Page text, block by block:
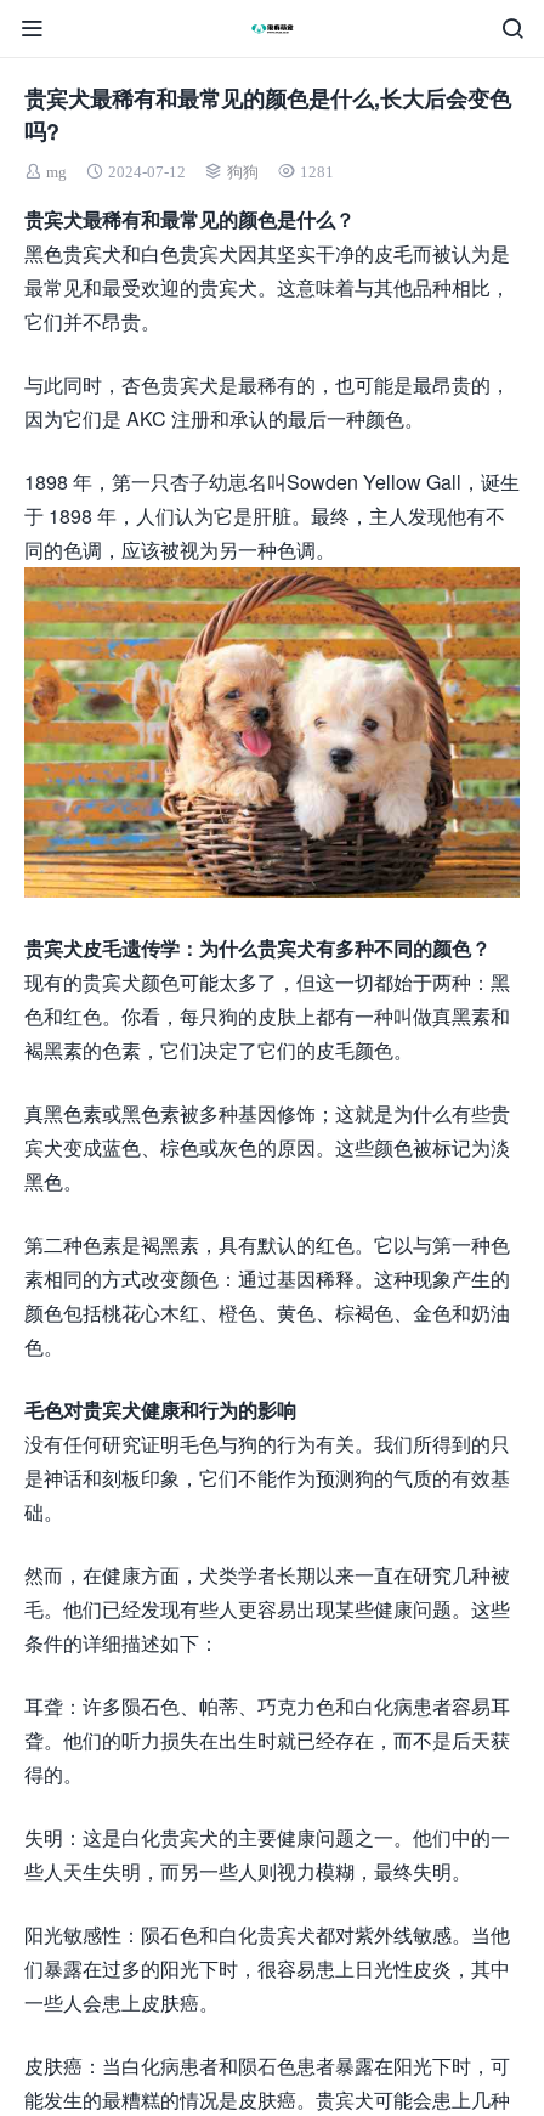
贵宾犬最稀有和最常见的颜色是什么,长大后会变色
吗?
mg 2024-07-12 狗狗 1281
贵宾犬最稀有和最常见的颜色是什么？
黑色贵宾犬和白色贵宾犬因其坚实干净的皮毛而被认为是
最常见和最受欢迎的贵宾犬。这意味着与其他品种相比，
它们并不昂贵。
与此同时，杏色贵宾犬是最稀有的，也可能是最昂贵的，
因为它们是 AKC 注册和承认的最后一种颜色。
1898 年，第一只杏子幼崽名叫Sowden Yellow Gall，诞生
于 1898 年，人们认为它是肝脏。最终，主人发现他有不
同的色调，应该被视为另一种色调。
贵宾犬皮毛遗传学：为什么贵宾犬有多种不同的颜色？
现有的贵宾犬颜色可能太多了，但这一切都始于两种：黑
色和红色。你看，每只狗的皮肤上都有一种叫做真黑素和
褐黑素的色素，它们决定了它们的皮毛颜色。
真黑色素或黑色素被多种基因修饰；这就是为什么有些贵
宾犬变成蓝色、棕色或灰色的原因。这些颜色被标记为淡
黑色。
第二种色素是褐黑素，具有默认的红色。它以与第一种色
素相同的方式改变颜色：通过基因稀释。这种现象产生的
颜色包括桃花心木红、橙色、黄色、棕褐色、金色和奶油
色。
毛色对贵宾犬健康和行为的影响
没有任何研究证明毛色与狗的行为有关。我们所得到的只
是神话和刻板印象，它们不能作为预测狗的气质的有效基
础。
然而，在健康方面，犬类学者长期以来一直在研究几种被
毛。他们已经发现有些人更容易出现某些健康问题。这些
条件的详细描述如下：
耳聋：许多陨石色、帕蒂、巧克力色和白化病患者容易耳
聋。他们的听力损失在出生时就已经存在，而不是后天获
得的。
失明：这是白化贵宾犬的主要健康问题之一。他们中的一
些人天生失明，而另一些人则视力模糊，最终失明。
阳光敏感性：陨石色和白化贵宾犬都对紫外线敏感。当他
们暴露在过多的阳光下时，很容易患上日光性皮炎，其中
一些人会患上皮肤癌。
皮肤癌：当白化病患者和陨石色患者暴露在阳光下时，可
能发生的最糟糕的情况是皮肤癌。贵宾犬可能会患上几种